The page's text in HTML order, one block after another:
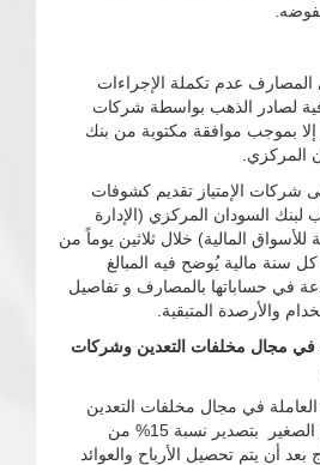
عدم تكملة الإجراءات
لصادر الذهب بواسطة شركات
إلا بموجب موافقة مكتوبة من بنك
المركزي.
شركات الإمتياز تقديم كشوفات
لبنك السودان المركزي (الإدارة
للأسواق المالية) خلال ثلاثين يوماً من
كل سنة مالية يُوضح فيه المبالغ
في حساباتها بالمصارف و تفاصيل
والأرصدة المتبقية.
في مجال مخلفات التعدين وشركات
في مجال مخلفات التعدين
وشركات التعدين الصغير بتصدير نسبة 15% من
بعد أن يتم تحصيل الأرباح والعوائد